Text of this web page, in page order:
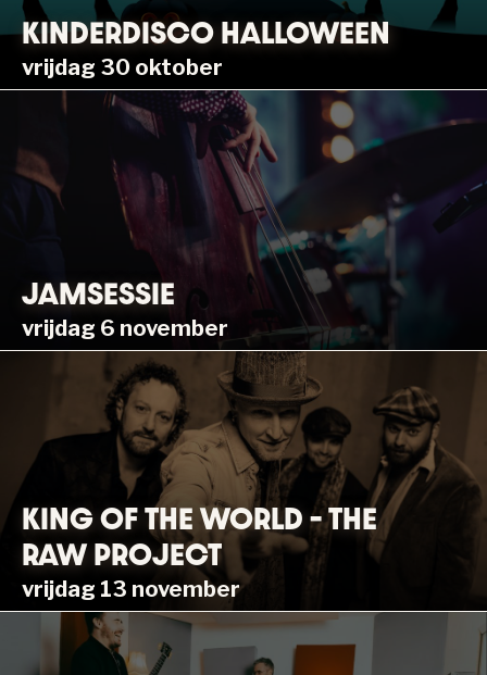
KINDERDISCO HALLOWEEN
vrijdag 30 oktober
JAMSESSIE
vrijdag 6 november
KING OF THE WORLD – THE
RAW PROJECT
vrijdag 13 november